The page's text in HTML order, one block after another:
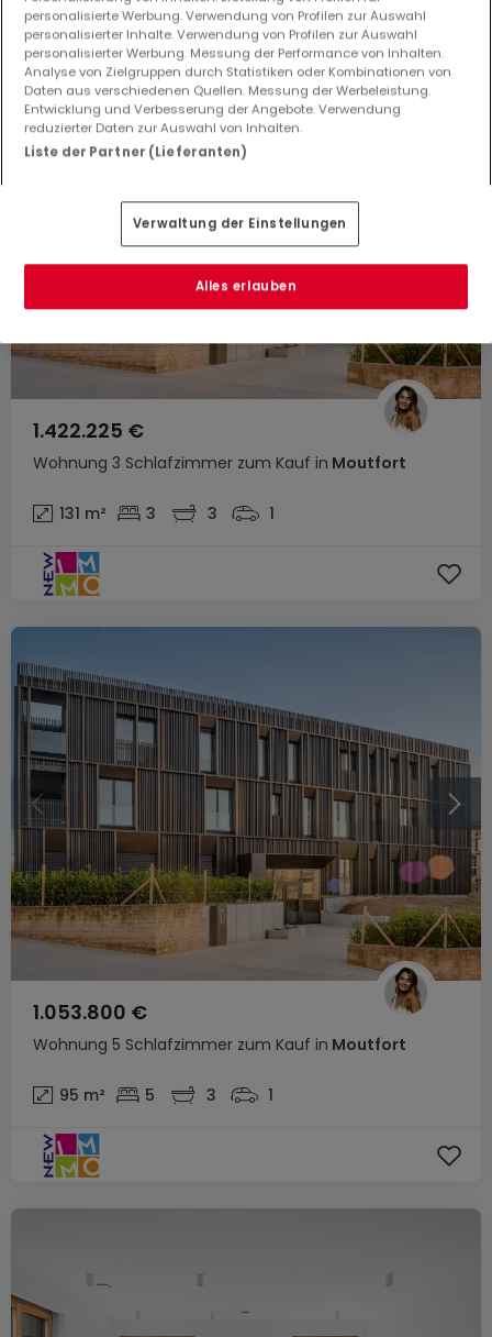
Wohnung 3 Schlafzimmer zum Kauf in Moutfort
1.422.225 €
131 m² 3 3 1
Wohnung 5 Schlafzimmer zum Kauf in Moutfort
1.053.800 €
95 m² 5 3 1
personalisierte Werbung. Verwendung von Profilen zur Auswahl
personalisierter Inhalte. Verwendung von Profilen zur Auswahl
personalisierter Werbung. Messung der Performance von Inhalten.
Analyse von Zielgruppen durch Statistiken oder Kombinationen von
Daten aus verschiedenen Quellen. Messung der Werbeleistung.
Entwicklung und Verbesserung der Angebote. Verwendung
reduzierter Daten zur Auswahl von Inhalten.
Liste der Partner (Lieferanten)
Verwaltung der Einstellungen
Alles erlauben